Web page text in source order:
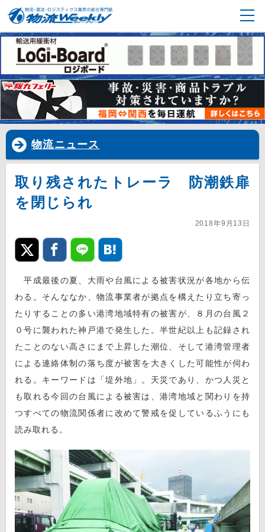
物流ニュース
取り残されたトレーラ 防潮鉄扉
を閉じられ
2018年9月13日
平成最後の夏、大雨や台風による被害状況が各地から伝
わる。そんななか、物流事業者が拠点を構えたり立ち寄っ
たりすることの多い港湾地域特有の被害が、８月の台風２
０号に襲われた神戸港で発生した。半世紀以上も記録され
たことのない高さにまで上昇した潮位、そして港湾管理者
による連絡体制の落ち度が被害を大きくした可能性が伺わ
れる。キーワードは「堤外地」。天災であり、かつ人災と
も取れる今回の台風による被害は、港湾地域と関わりを持
つすべての物流関係者に改めて警戒を促しているふうにも
読み取れる。